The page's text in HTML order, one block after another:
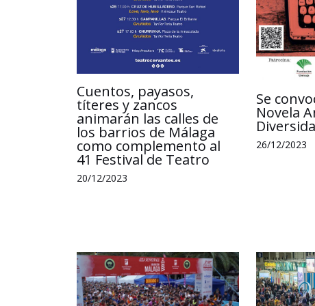
Cuentos, payasos,
títeres y zancos
animarán las calles de
los barrios de Málaga
como complemento al
41 Festival de Teatro
20/12/2023
Se
Novela
26/12/2023